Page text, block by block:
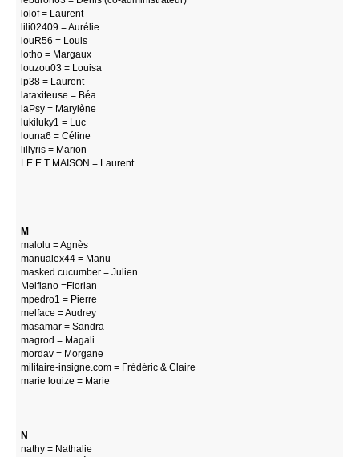
lolof = Laurent
lili02409 = Aurélie
louR56 = Louis
lotho = Margaux
louzou03 = Louisa
lp38 = Laurent
lataxiteuse = Béa
laPsy = Marylène
lukiluky1 = Luc
louna6 = Céline
lillyris = Marion
LE E.T MAISON = Laurent
M
malolu = Agnès
manualex44 = Manu
masked cucumber = Julien
Melfiano =Florian
mpedro1 = Pierre
melface = Audrey
masamar = Sandra
magrod = Magali
mordav = Morgane
militaire-insigne.com = Frédéric & Claire
marie louize = Marie
N
nathy = Nathalie